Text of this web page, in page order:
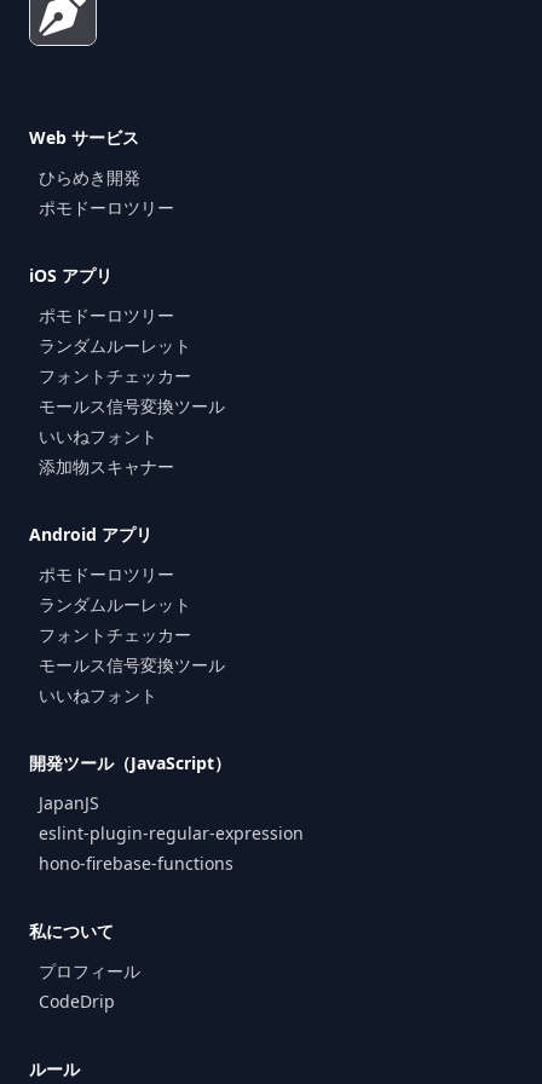
Web サービス
ひらめき開発
ポモドーロツリー
iOS アプリ
ポモドーロツリー
ランダムルーレット
フォントチェッカー
モールス信号変換ツール
いいねフォント
添加物スキャナー
Android アプリ
ポモドーロツリー
ランダムルーレット
フォントチェッカー
モールス信号変換ツール
いいねフォント
開発ツール（JavaScript）
JapanJS
eslint-plugin-regular-expression
hono-firebase-functions
私について
プロフィール
CodeDrip
ルール